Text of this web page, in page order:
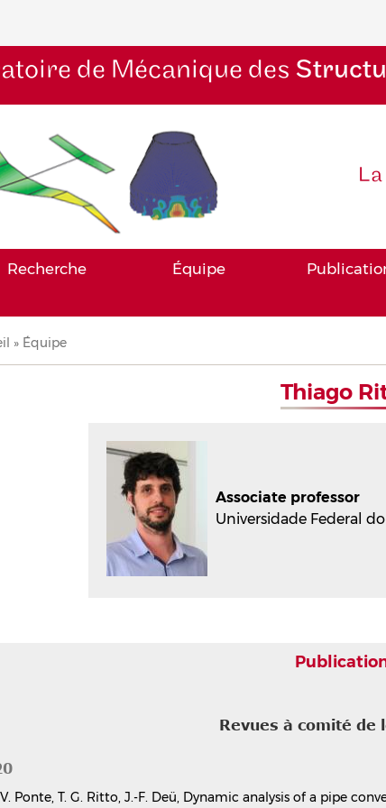
de Mécanique des
Recherche Équipe
Équipe
Thiago
Associate professor
Universidade Federal
Revues à comité de
V. Ponte, T. G. Ritto, J.-F. Deü, Dynamic analysis of a pipe